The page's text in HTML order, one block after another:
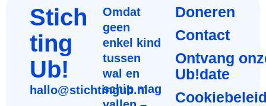
Stich
ting
Ub!
hallo@stichtingub.nl
Omdat
geen
enkel kind
tussen
wal en
schip mag
Doneren
Contact
Ontvang
Ub!date